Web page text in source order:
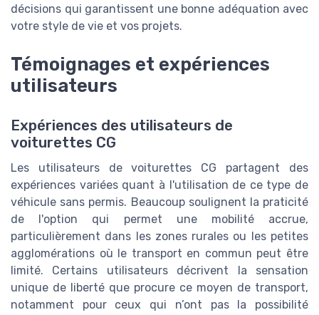
décisions qui garantissent une bonne adéquation avec
votre style de vie et vos projets.
Témoignages et expériences
utilisateurs
Expériences des utilisateurs de
voiturettes CG
Les utilisateurs de voiturettes CG partagent des
expériences variées quant à l'utilisation de ce type de
véhicule sans permis. Beaucoup soulignent la praticité
de l'option qui permet une mobilité accrue,
particulièrement dans les zones rurales ou les petites
agglomérations où le transport en commun peut être
limité. Certains utilisateurs décrivent la sensation
unique de liberté que procure ce moyen de transport,
notamment pour ceux qui n’ont pas la possibilité